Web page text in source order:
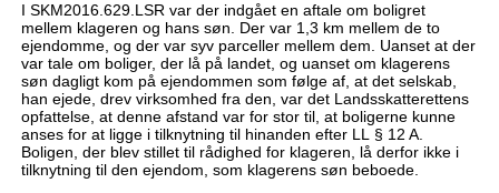
I SKM2016.629.LSR var der indgået en aftale om boligret
mellem klageren og hans søn. Der var 1,3 km mellem de to
ejendomme, og der var syv parceller mellem dem. Uanset at der
var tale om boliger, der lå på landet, og uanset om klagerens
søn dagligt kom på ejendommen som følge af, at det selskab,
han ejede, drev virksomhed fra den, var det Landsskatterettens
opfattelse, at denne afstand var for stor til, at boligerne kunne
anses for at ligge i tilknytning til hinanden efter LL § 12 A.
Boligen, der blev stillet til rådighed for klageren, lå derfor ikke i
tilknytning til den ejendom, som klagerens søn beboede.